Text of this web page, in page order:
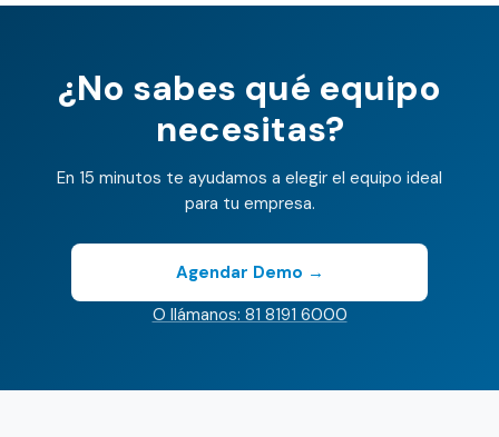
¿No sabes qué equipo
necesitas?
En 15 minutos te ayudamos a elegir el equipo ideal
para tu empresa.
Agendar Demo →
O llámanos: 81 8191 6000